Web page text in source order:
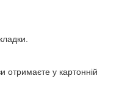
отримаєте у картонній